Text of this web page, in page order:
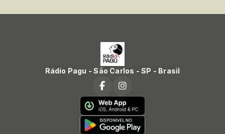
Rádio Pagu - São Carlos - SP - Brasil